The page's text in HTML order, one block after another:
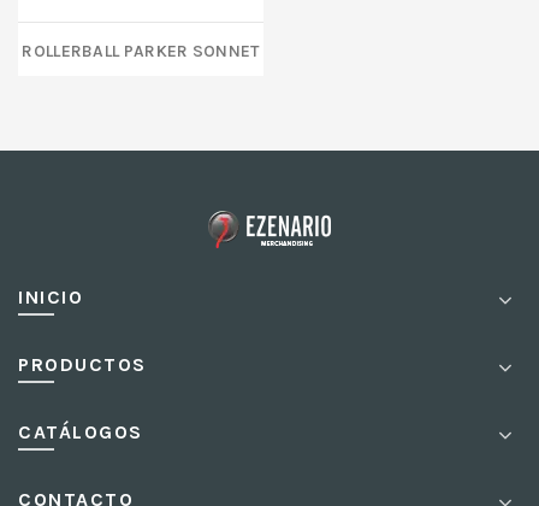
Rollerball Parker Sonnet
INICIO
PRODUCTOS
CATÁLOGOS
CONTACTO